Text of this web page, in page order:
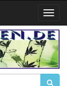
Toggle